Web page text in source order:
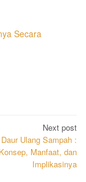
Secara
Next post
Ulang Sampah :
Konsep, Manfaat, dan
Implikasinya